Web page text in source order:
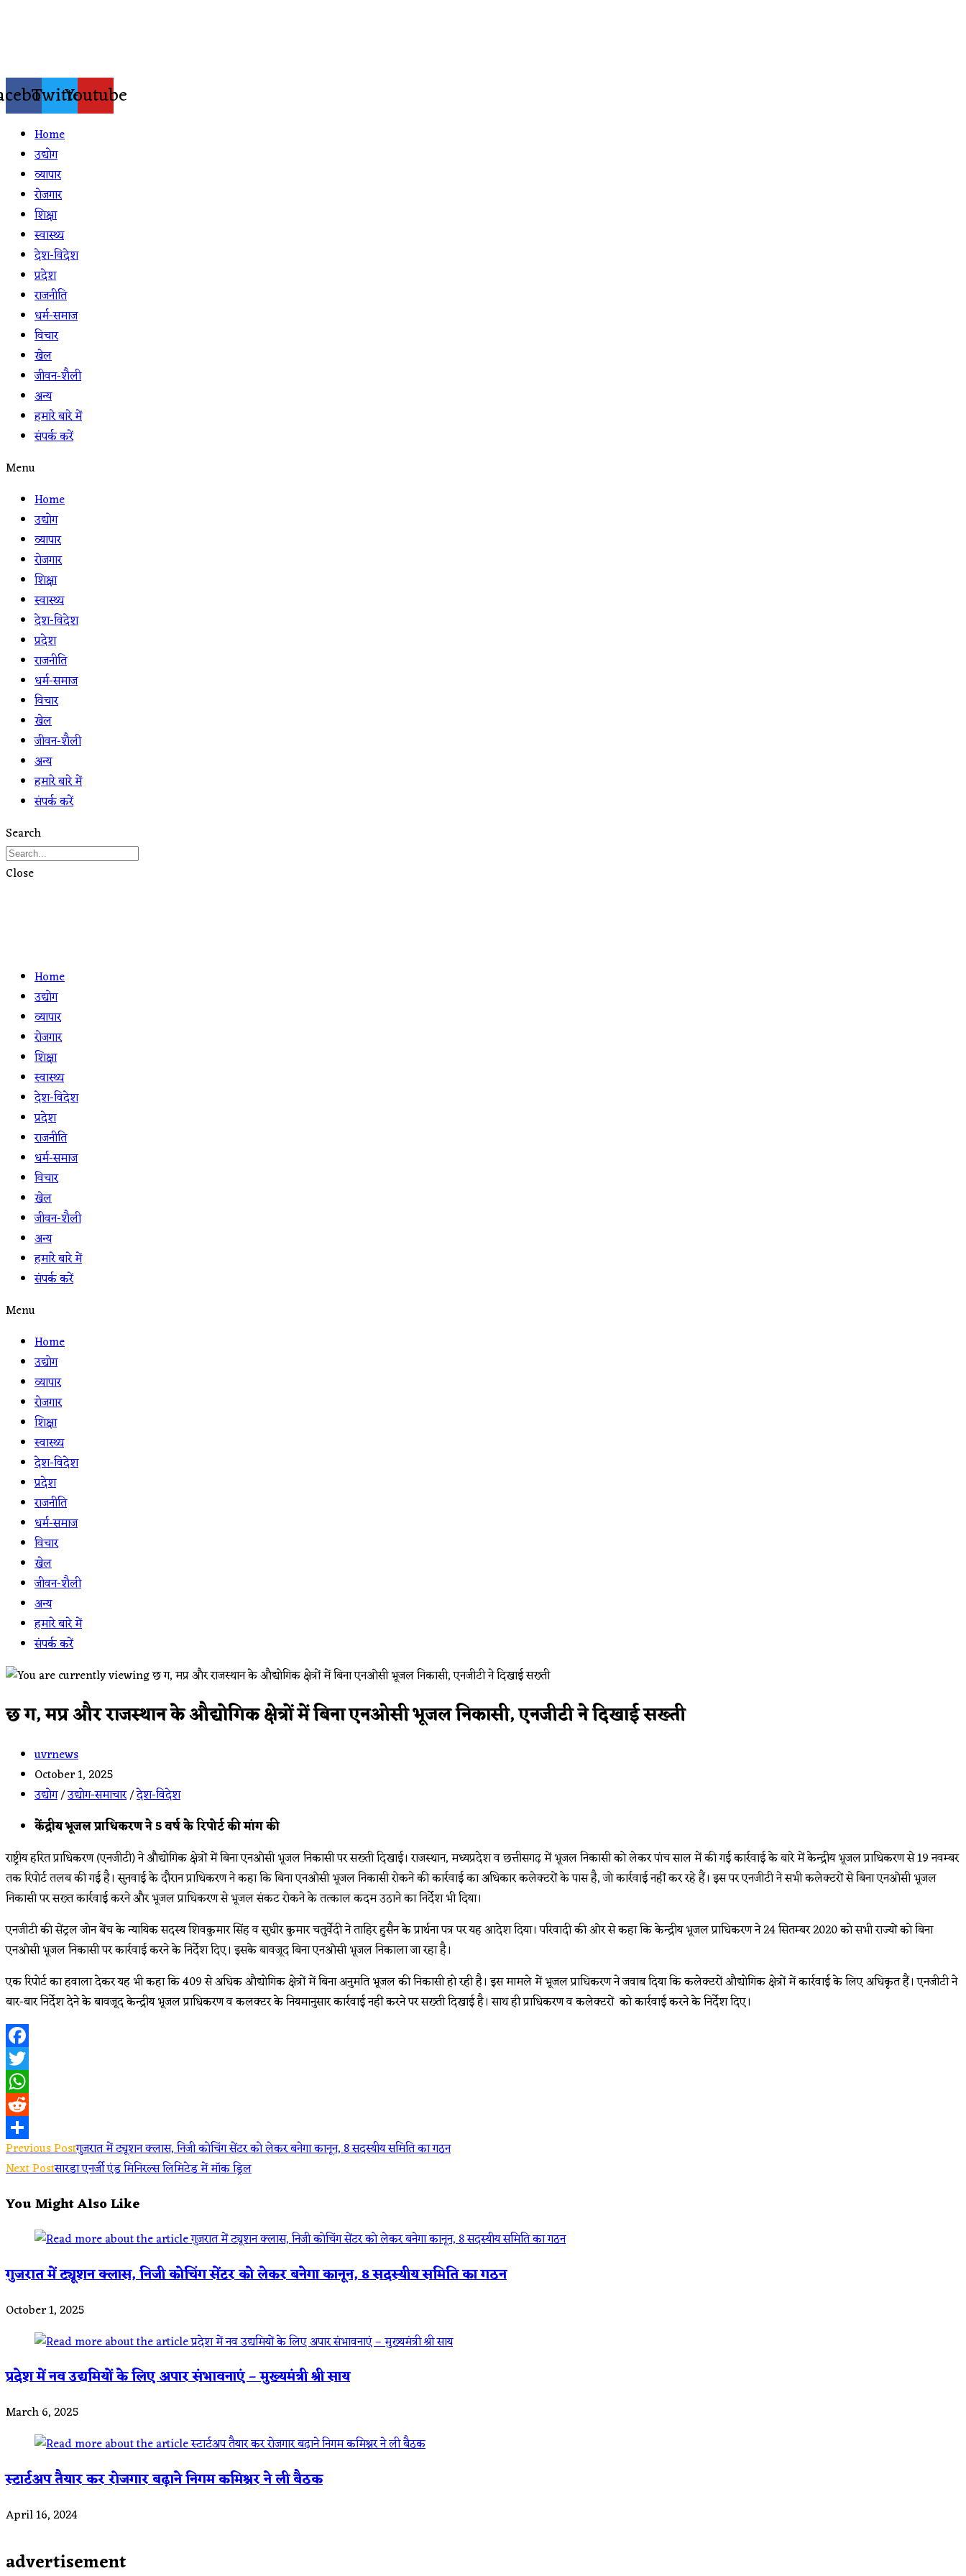
TwitterYoutube
Home
उद्योग
व्यापार
रोजगार
शिक्षा
स्वास्थ्य
देश-विदेश
प्रदेश
राजनीति
धर्म-समाज
विचार
खेल
जीवन-शैली
अन्य
हमारे बारे में
संपर्क करें
Menu
Home
उद्योग
व्यापार
रोजगार
शिक्षा
स्वास्थ्य
देश-विदेश
प्रदेश
राजनीति
धर्म-समाज
विचार
खेल
जीवन-शैली
अन्य
हमारे बारे में
संपर्क करें
Search
Close
Home
उद्योग
व्यापार
रोजगार
शिक्षा
स्वास्थ्य
देश-विदेश
प्रदेश
राजनीति
धर्म-समाज
विचार
खेल
जीवन-शैली
अन्य
हमारे बारे में
संपर्क करें
Menu
Home
उद्योग
व्यापार
रोजगार
शिक्षा
स्वास्थ्य
देश-विदेश
प्रदेश
राजनीति
धर्म-समाज
विचार
खेल
जीवन-शैली
अन्य
हमारे बारे में
संपर्क करें
छ ग, मप्र और राजस्थान के औद्योगिक क्षेत्रों में बिना एनओसी भूजल निकासी, एनजीटी ने दिखाई सख्ती
Post
author:
uvrnews
Post
published:
October 1, 2025
Post
category:
उद्योग/उद्योग-समाचार/देश-विदेश
केंद्रीय भूजल प्राधिकरण ने 5 वर्ष के रिपोर्ट की मांग की
राष्ट्रीय हरित प्राधिकरण (एनजीटी) ने औद्योगिक क्षेत्रों में बिना एनओसी भूजल निकासी पर सख्ती दिखाई। राजस्थान, मध्यप्रदेश व छत्तीसगढ़ में भूजल निकासी को लेकर पांच साल में की गई कार्रवाई के बारे में केन्द्रीय भूजल प्राधिकरण से 19 नवम्बर
तक रिपोर्ट तलब की गई है। सुनवाई के दौरान प्राधिकरण ने कहा कि बिना एनओसी भूजल निकासी रोकने की कार्रवाई का अधिकार कलेक्टरों के पास है, जो कार्रवाई नहीं कर रहे हैं। इस पर एनजीटी ने सभी कलेक्टरों से बिना एनओसी भूजल
निकासी पर सख्त कार्रवाई करने और भूजल प्राधिकरण से भूजल संकट रोकने के तत्काल कदम उठाने का निर्देश भी दिया।
एनजीटी की सेंट्रल जोन बेंच के न्यायिक सदस्य शिवकुमार सिंह व सुधीर कुमार चतुर्वेदी ने ताहिर हुसैन के प्रार्थना पत्र पर यह आदेश दिया। परिवादी की ओर से कहा कि केन्द्रीय भूजल प्राधिकरण ने 24 सितम्बर 2020 को सभी राज्यों को बिना
एनओसी भूजल निकासी पर कार्रवाई करने के निर्देश दिए। इसके बावजूद बिना एनओसी भूजल निकाला जा रहा है।
एक रिपोर्ट का हवाला देकर यह भी कहा कि 409 से अधिक औद्योगिक क्षेत्रों में बिना अनुमति भूजल की निकासी हो रही है। इस मामले में भूजल प्राधिकरण ने जवाब दिया कि कलेक्टरों औद्योगिक क्षेत्रों में कार्रवाई के लिए अधिकृत हैं। एनजीटी ने
बार-बार निर्देश देने के बावजूद केन्द्रीय भूजल प्राधिकरण व कलक्टर के नियमानुसार कार्रवाई नहीं करने पर सख्ती दिखाई है। साथ ही प्राधिकरण व कलेक्टरों को कार्रवाई करने के निर्देश दिए।
Facebook
Twitter
WhatsApp
Reddit
Share
Read
more
articles
Previous Postगुजरात में ट्यूशन क्लास, निजी कोचिंग सेंटर को लेकर बनेगा कानून, 8 सदस्यीय समिति का गठन
Next Postसारडा एनर्जी एंड मिनिरल्स लिमिटेड में मॉक ड्रिल
You Might Also Like
गुजरात में ट्यूशन क्लास, निजी कोचिंग सेंटर को लेकर बनेगा कानून, 8 सदस्यीय समिति का गठन
October 1, 2025
प्रदेश में नव उद्यमियों के लिए अपार संभावनाएं – मुख्यमंत्री श्री साय
March 6, 2025
स्टार्टअप तैयार कर रोजगार बढ़ाने निगम कमिश्नर ने ली बैठक
April 16, 2024
advertisement